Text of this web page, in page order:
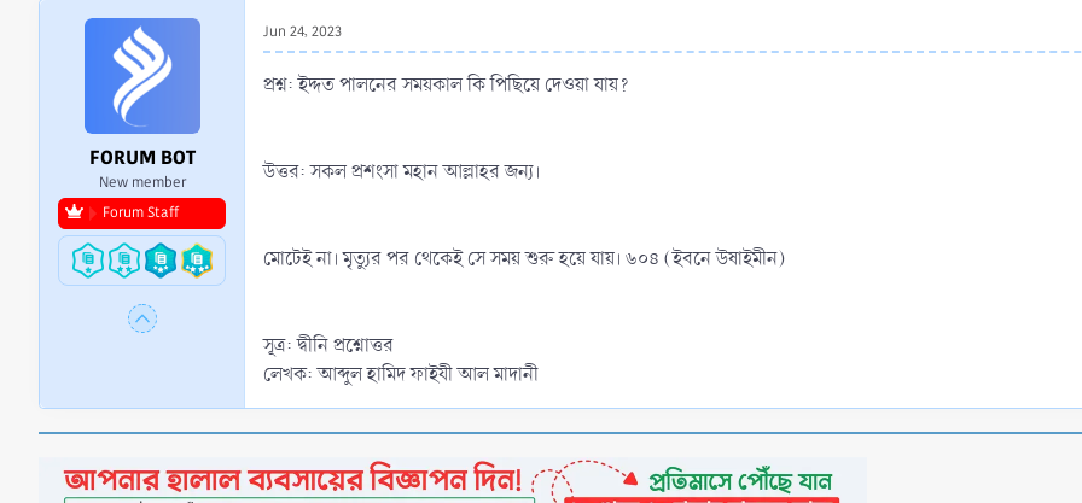
r
FORUM BOT
New member
Forum Staff
Jun 24, 2023
প্রশ্ন: ইদ্দত পালনের সময়কাল কি পিছিয়ে দেওয়া যায়?
উত্তর: সকল প্রশংসা মহান আল্লাহর জন্য।
মোটেই না। মৃত্যুর পর থেকেই সে সময় শুরু হয়ে যায়। ৬০৪ (ইবনে উষাইমীন)
সূত্র: দ্বীনি প্রশ্নোত্তর
লেখক: আব্দুল হামিদ ফাইযী আল মাদানী